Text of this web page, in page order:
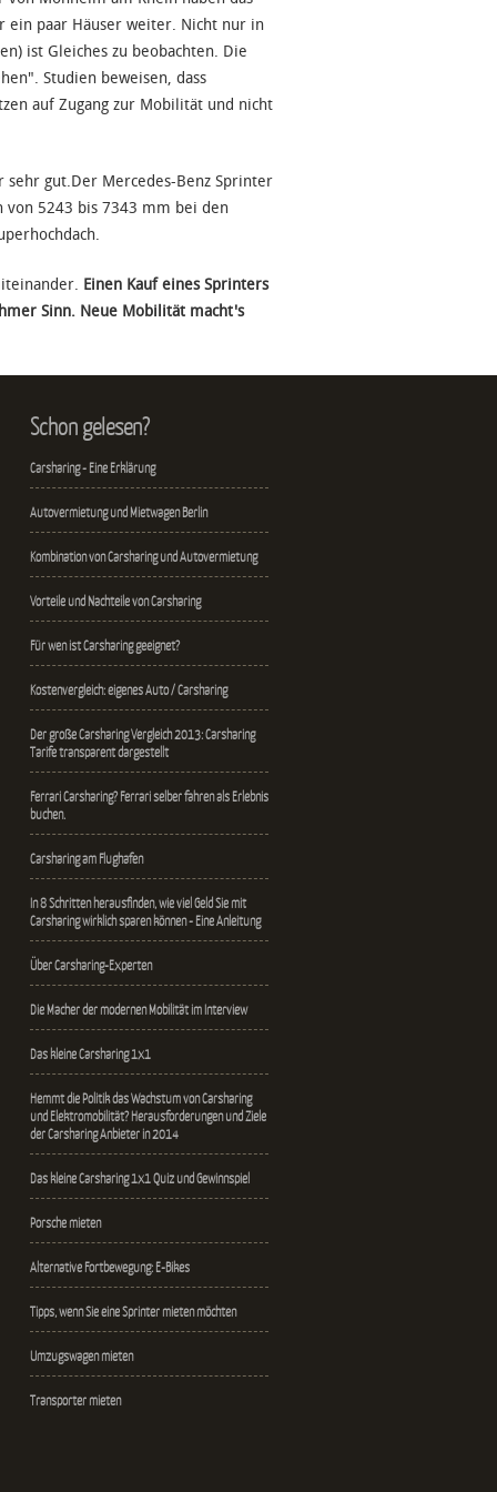
ein paar Häuser weiter. Nicht nur in
ist Gleiches zu beobachten. Die
Studien beweisen, dass
auf Zugang zur Mobilität und nicht
sehr gut.Der Mercedes-Benz Sprinter
von 5243 bis 7343 mm bei den
Einen Kauf eines Sprinters
Sinn. Neue Mobilität macht's
Schon gelesen?
Carsharing - Eine Erklärung
Autovermietung und Mietwagen Berlin
Kombination von Carsharing und Autovermietung
Vorteile und Nachteile von Carsharing
Für wen ist Carsharing geeignet?
Kostenvergleich: eigenes Auto / Carsharing
Der große Carsharing Vergleich 2013: Carsharing
Tarife transparent dargestellt
Ferrari Carsharing? Ferrari selber fahren als Erlebnis
buchen.
Carsharing am Flughafen
In 8 Schritten herausfinden, wie viel Geld Sie mit
Carsharing wirklich sparen können - Eine Anleitung
Über Carsharing-Experten
Die Macher der modernen Mobilität im Interview
Das kleine Carsharing 1x1
Hemmt die Politik das Wachstum von Carsharing
und Elektromobilität? Herausforderungen und Ziele
der Carsharing Anbieter in 2014
Das kleine Carsharing 1x1 Quiz und Gewinnspiel
Porsche mieten
Alternative Fortbewegung: E-Bikes
Tipps, wenn Sie eine Sprinter mieten möchten
Umzugswagen mieten
Transporter mieten